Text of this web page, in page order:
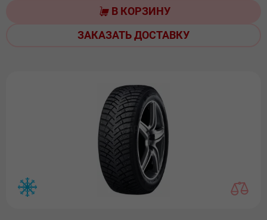
В КОРЗИНУ
ЗАКАЗАТЬ ДОСТАВКУ